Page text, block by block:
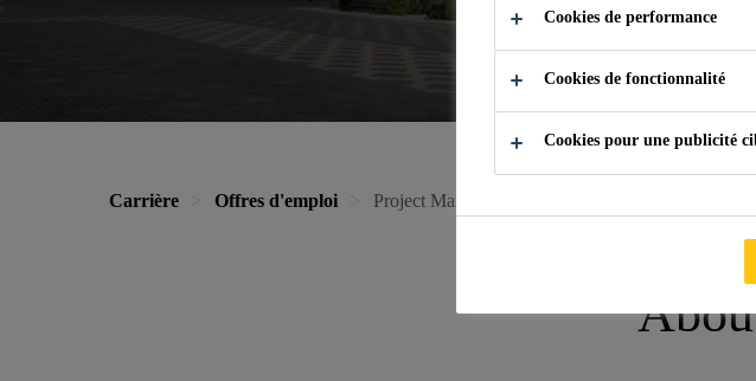
Carrière Offres d'emploi Project Manager – Plant Construction & Site
Cookies de performance
Cookies de fonctionnalité
Cookies pour une publicité